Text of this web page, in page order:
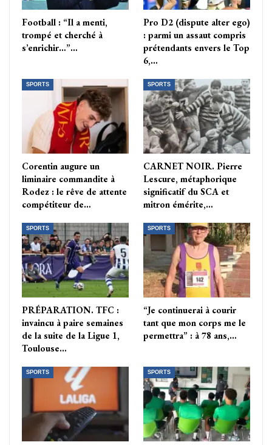
Football : “Il a menti,
trompé et cherché à
s’enrichir…”…
Pro D2 (dispute alter ego)
: parmi un assaut compris
prétendants envers le Top
6,…
SPORTS
Corentin augure un
liminaire commandite à
Rodez : le rêve de attente
compétiteur de…
SPORTS
CARNET NOIR. Pierre
Lescure, métaphorique
significatif du SCA et
mitron émérite,…
SPORTS
PRÉPARATION. TFC :
invaincu à paire semaines
de la suite de la Ligue 1,
Toulouse…
SPORTS
“Je continuerai à courir
tant que mon corps me le
permettra” : à 78 ans,…
SPORTS SPORTS